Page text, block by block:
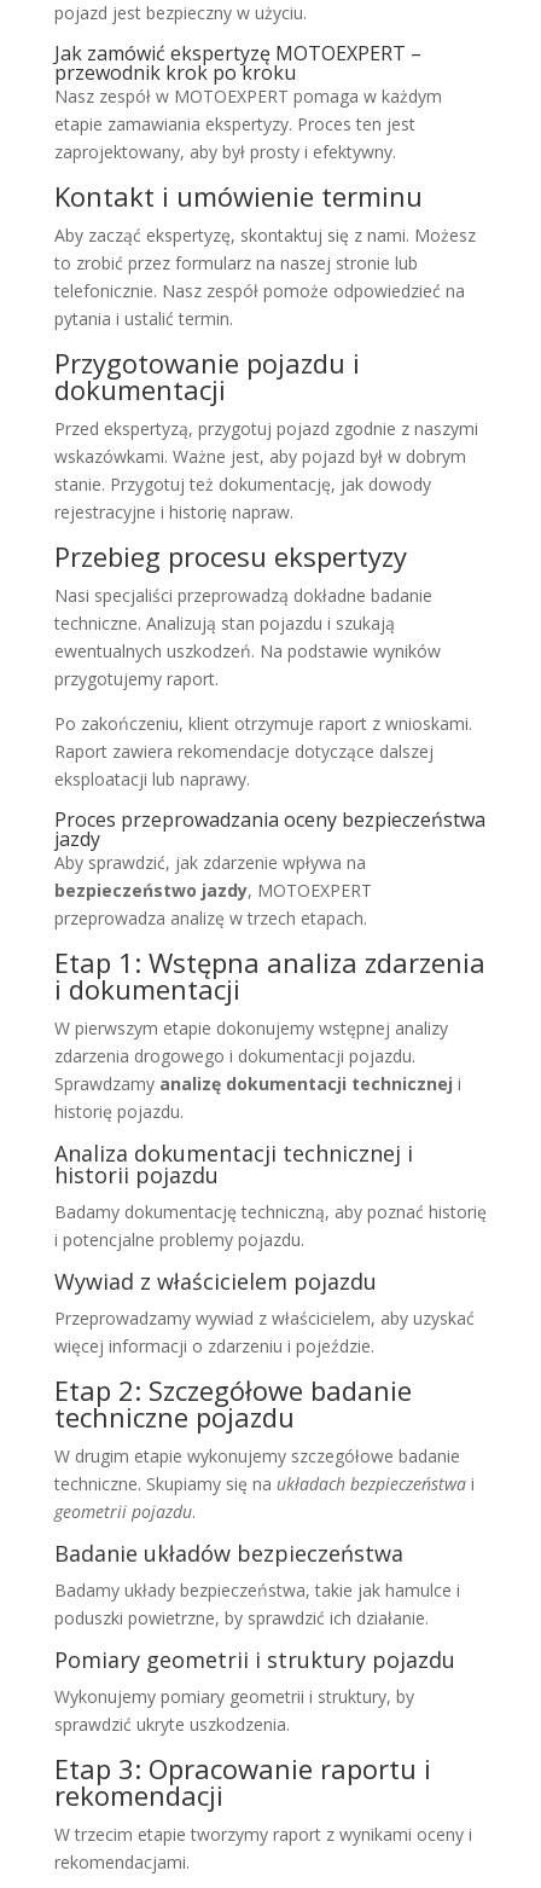
pojazd jest bezpieczny w użyciu.
Jak zamówić ekspertyzę MOTOEXPERT –
przewodnik krok po kroku
Nasz zespół w MOTOEXPERT pomaga w każdym
etapie zamawiania ekspertyzy. Proces ten jest
zaprojektowany, aby był prosty i efektywny.
Kontakt i umówienie terminu
Aby zacząć ekspertyzę, skontaktuj się z nami. Możesz
to zrobić przez formularz na naszej stronie lub
telefonicznie. Nasz zespół pomoże odpowiedzieć na
pytania i ustalić termin.
Przygotowanie pojazdu i
dokumentacji
Przed ekspertyzą, przygotuj pojazd zgodnie z naszymi
wskazówkami. Ważne jest, aby pojazd był w dobrym
stanie. Przygotuj też dokumentację, jak dowody
rejestracyjne i historię napraw.
Przebieg procesu ekspertyzy
Nasi specjaliści przeprowadzą dokładne badanie
techniczne. Analizują stan pojazdu i szukają
ewentualnych uszkodzeń. Na podstawie wyników
przygotujemy raport.
Po zakończeniu, klient otrzymuje raport z wnioskami.
Raport zawiera rekomendacje dotyczące dalszej
eksploatacji lub naprawy.
Proces przeprowadzania oceny bezpieczeństwa
jazdy
Aby sprawdzić, jak zdarzenie wpływa na
bezpieczeństwo jazdy, MOTOEXPERT
przeprowadza analizę w trzech etapach.
Etap 1: Wstępna analiza zdarzenia
i dokumentacji
W pierwszym etapie dokonujemy wstępnej analizy
zdarzenia drogowego i dokumentacji pojazdu.
Sprawdzamy analizę dokumentacji technicznej i
historię pojazdu.
Analiza dokumentacji technicznej i
historii pojazdu
Badamy dokumentację techniczną, aby poznać historię
i potencjalne problemy pojazdu.
Wywiad z właścicielem pojazdu
Przeprowadzamy wywiad z właścicielem, aby uzyskać
więcej informacji o zdarzeniu i pojeździe.
Etap 2: Szczegółowe badanie
techniczne pojazdu
W drugim etapie wykonujemy szczegółowe badanie
techniczne. Skupiamy się na układach bezpieczeństwai
geometrii pojazdu.
Badanie układów bezpieczeństwa
Badamy układy bezpieczeństwa, takie jak hamulce i
poduszki powietrzne, by sprawdzić ich działanie.
Pomiary geometrii i struktury pojazdu
Wykonujemy pomiary geometrii i struktury, by
sprawdzić ukryte uszkodzenia.
Etap 3: Opracowanie raportu i
rekomendacji
W trzecim etapie tworzymy raport z wynikami oceny i
rekomendacjami.